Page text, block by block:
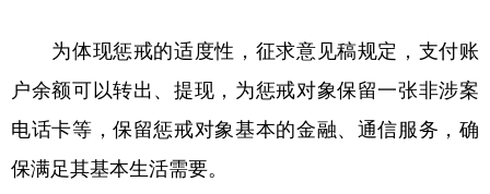
为体现惩戒的适度性，征求意见稿规定，支付账
户余额可以转出、提现，为惩戒对象保留一张非涉案
电话卡等，保留惩戒对象基本的金融、通信服务，确
保满足其基本生活需要。